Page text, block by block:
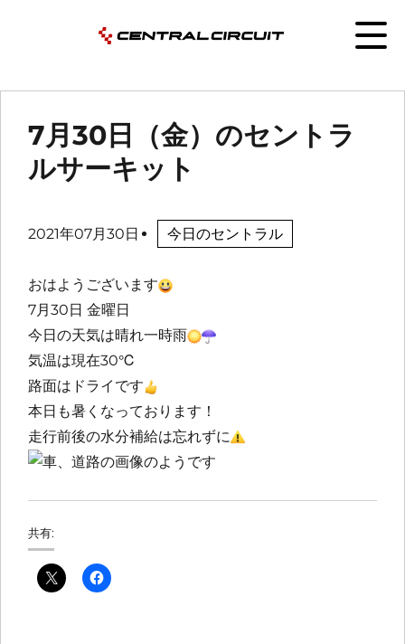
7月30日（金）のセントラ
ルサーキット
2021年07月30日 今日のセントラル
おはようございます
7月30日 金曜日
今日の天気は晴れ一時雨
気温は現在30℃
路面はドライです
本日も暑くなっております！
走行前後の水分補給は忘れずに
共有: